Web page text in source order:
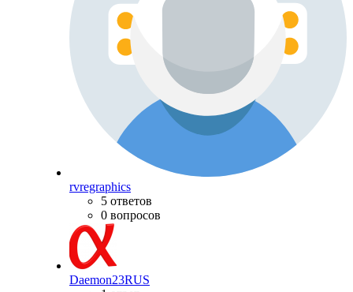
rvregraphics
5 ответов
0 вопросов
Daemon23RUS